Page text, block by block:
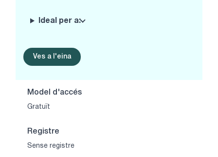
Ideal per a:
Ves a l'eina
Model d'accés
Gratuït
Registre
Sense registre